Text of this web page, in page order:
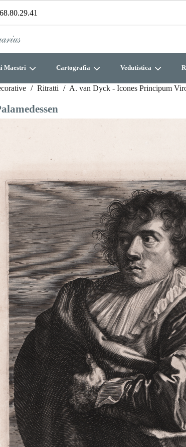
Maestri Cartografia Vedutistica
Ritratti A. van Dyck - Icones Principum